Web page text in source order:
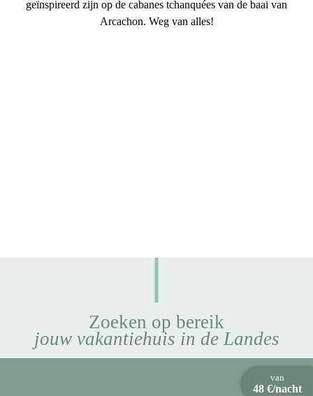
geïnspireerd zijn op de cabanes tchanquées van de baai van
Arcachon. Weg van alles!
Zoeken op bereik
jouw vakantiehuis in de Landes
van
48 €/nacht